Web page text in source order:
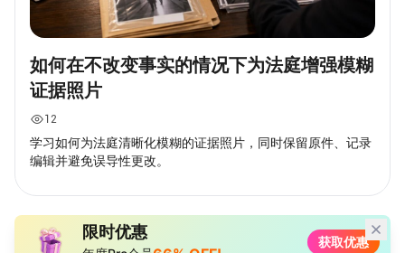
如何在不改变事实的情况下为法庭增强模糊
证据照片
12
学习如何为法庭清晰化模糊的证据照片，同时保留原件、记录
编辑并避免误导性更改。
限时优惠 获取优惠